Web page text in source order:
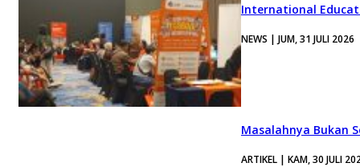
International
NEWS | JUM, 31 JULI 2026
Masalahnya Bukan
ARTIKEL | KAM, 30 JULI